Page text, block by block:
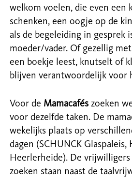
welkom voelen, die even een
schenken, een oogje op de
als de begeleiding in gesprek
moeder/vader. Of gezellig
een boekje leest, knutselt of
blijven verantwoordelijk voor
Voor de Mamacafés zoeken
voor dezelfde taken. De
wekelijks plaats op
dagen (SCHUNCK Glaspaleis,
Heerlerheide). De
zoeken staan naast de taal